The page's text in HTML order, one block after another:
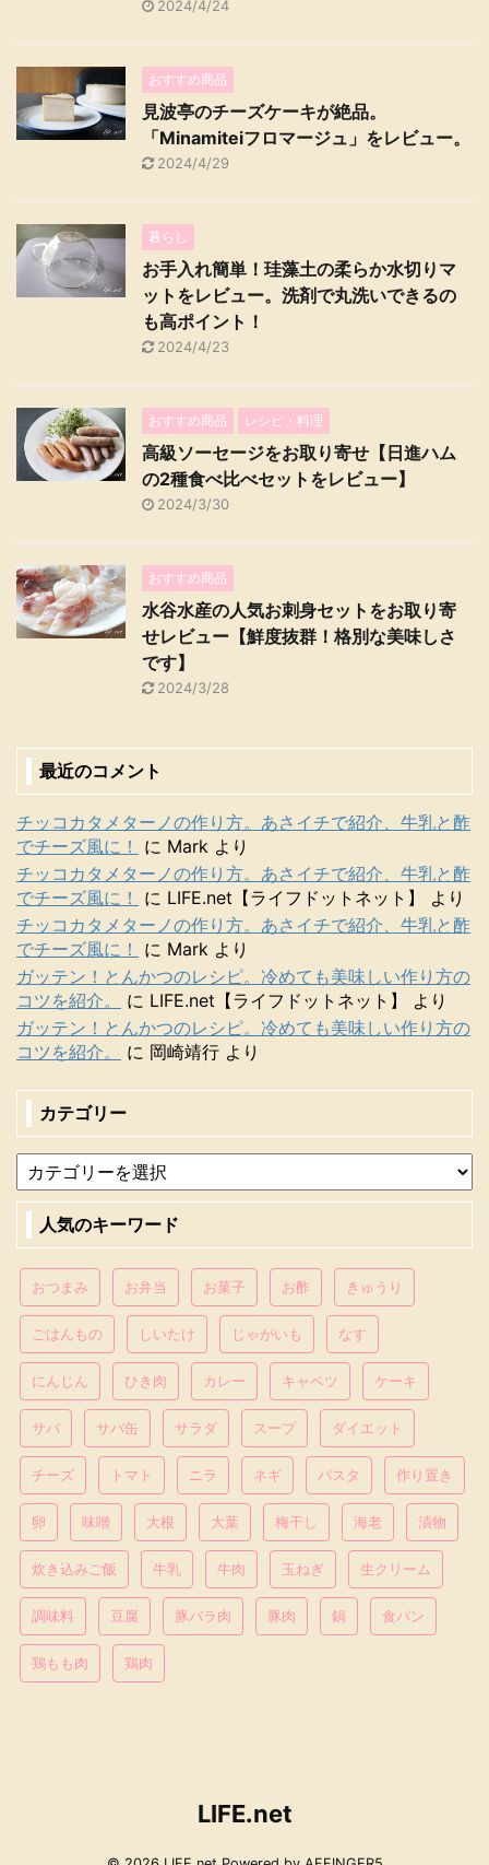
2024/4/24
おすすめ商品
見波亭のチーズケーキが絶品。
「Minamiteiフロマージュ」をレビュー。
2024/4/29
暮らし
お手入れ簡単！珪藻土の柔らか水切りマ
ットをレビュー。洗剤で丸洗いできるの
も高ポイント！
2024/4/23
おすすめ商品 レシピ・料理
高級ソーセージをお取り寄せ【日進ハム
の2種食べ比べセットをレビュー】
2024/3/30
おすすめ商品
水谷水産の人気お刺身セットをお取り寄
せレビュー【鮮度抜群！格別な美味しさ
です】
2024/3/28
最近のコメント
チッコカタメターノの作り方。あさイチで紹介、牛乳と酢
でチーズ風に！
に Mark より
チッコカタメターノの作り方。あさイチで紹介、牛乳と酢
でチーズ風に！
に LIFE.net【ライフドットネット】
より
チッコカタメターノの作り方。あさイチで紹介、牛乳と酢
でチーズ風に！
に Mark より
ガッテン！とんかつのレシピ。冷めても美味しい作り方の
コツを紹介。
に LIFE.net【ライフドットネット】
より
ガッテン！とんかつのレシピ。冷めても美味しい作り方の
コツを紹介。
に 岡崎靖行 より
カテゴリー
人気のキーワード
おつまみ お弁当 お菓子 お酢 きゅうり
ごはんもの しいたけ じゃがいも なす
にんじん ひき肉 カレー キャベツ ケーキ
サバ サバ缶 サラダ スープ ダイエット
チーズ トマト ニラ ネギ パスタ 作り置き
卵 味噌 大根 大葉 梅干し 海老 漬物
炊き込みご飯 牛乳 牛肉 玉ねぎ 生クリーム
調味料 豆腐 豚バラ肉 豚肉 鍋 食パン
鶏もも肉 鶏肉
LIFE.net